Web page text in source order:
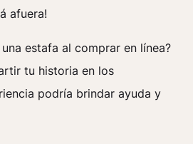
afuera!
estafa al comprar en línea?
tu historia en los
podría brindar ayuda y